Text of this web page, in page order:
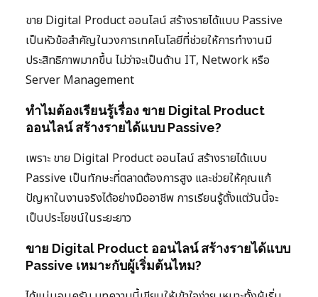
ขาย Digital Product ออนไลน์ สร้างรายได้แบบ Passive
เป็นหัวข้อสำคัญในวงการเทคโนโลยีที่ช่วยให้การทำงานมี
ประสิทธิภาพมากขึ้น ไม่ว่าจะเป็นด้าน IT, Network หรือ
Server Management
ทำไมต้องเรียนรู้เรื่อง ขาย Digital Product
ออนไลน์ สร้างรายได้แบบ Passive?
เพราะ ขาย Digital Product ออนไลน์ สร้างรายได้แบบ
Passive เป็นทักษะที่ตลาดต้องการสูง และช่วยให้คุณแก้
ปัญหาในงานจริงได้อย่างมืออาชีพ การเรียนรู้ตั้งแต่วันนี้จะ
เป็นประโยชน์ในระยะยาว
ขาย Digital Product ออนไลน์ สร้างรายได้แบบ
Passive เหมาะกับผู้เริ่มต้นไหม?